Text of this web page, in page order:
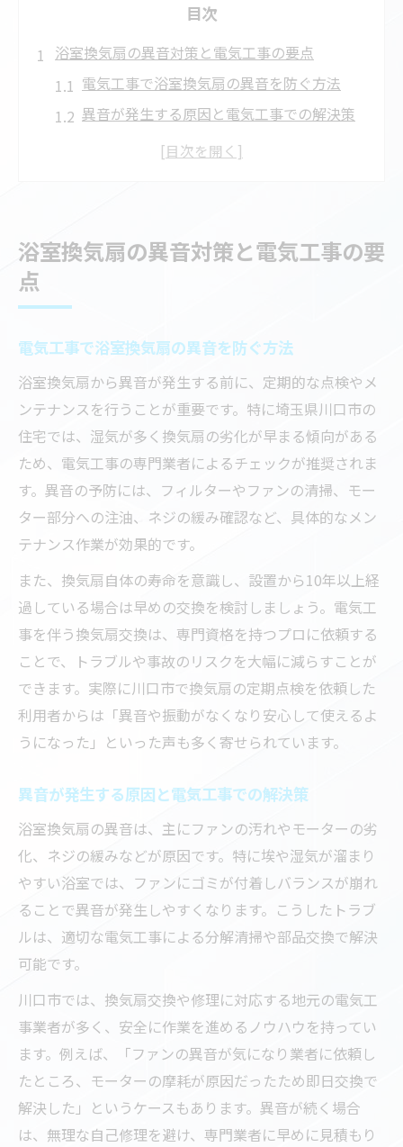
目次
浴室換気扇の異音対策と電気工事の要点
電気工事で浴室換気扇の異音を防ぐ方法
異音が発生する原因と電気工事での解決策
浴室換気扇交換時の電気工事の安全ポイン
プロによる電気工事で浴室の快適性を維持
見極める
電気工事が必要なトイレ換気扇の症状とは
自分で判断できる電気工事のチェックポイ
ント
プロの視点で見る電気工事が必要なケース
トイレ換気扇の電気工事依頼前の確認事項
安全面から見た浴室・トイレ換気扇の選び方
電気工事の観点で選ぶ安全な換気扇の特徴
浴室とトイレの換気扇に適した電気工事基
準
安全対策を重視した換気扇選びと電気工事
失敗しない換気扇選びと電気工事のコツ
快適な空間に導く換気扇と電気工事の関係
故障を防ぐ電気工事の注意と換気扇交換手順
順
故障を未然に防ぐ電気工事の基本ポイント
安全第一の換気扇交換と電気工事の流れ
トラブル回避のための電気工事注意事項
電気工事で失敗しない換気扇交換の方法
交換費用を抑えるための電気工事ポイント集
法
費用削減に役立つ電気工事の工夫と選択肢
無駄を省く電気工事のポイントと費用対策
電気工事依頼時に確認したい費用の内訳
見積もり比較でお得に電気工事するコツ
浴室換気扇の異音対策と電気工事の要
点
電気工事で浴室換気扇の異音を防ぐ方法
浴室換気扇から異音が発生する前に、定期的な点検やメ
ンテナンスを行うことが重要です。特に埼玉県川口市の
住宅では、湿気が多く換気扇の劣化が早まる傾向がある
ため、電気工事の専門業者によるチェックが推奨されま
す。異音の予防には、フィルターやファンの清掃、モー
ター部分への注油、ネジの緩み確認など、具体的なメン
テナンス作業が効果的です。
また、換気扇自体の寿命を意識し、設置から10年以上経
過している場合は早めの交換を検討しましょう。電気工
事を伴う換気扇交換は、専門資格を持つプロに依頼する
ことで、トラブルや事故のリスクを大幅に減らすことが
できます。実際に川口市で換気扇の定期点検を依頼した
利用者からは「異音や振動がなくなり安心して使えるよ
うになった」といった声も多く寄せられています。
異音が発生する原因と電気工事での解決策
浴室換気扇の異音は、主にファンの汚れやモーターの劣
化、ネジの緩みなどが原因です。特に埃や湿気が溜まり
やすい浴室では、ファンにゴミが付着しバランスが崩れ
ることで異音が発生しやすくなります。こうしたトラブ
ルは、適切な電気工事による分解清掃や部品交換で解決
可能です。
川口市では、換気扇交換や修理に対応する地元の電気工
事業者が多く、安全に作業を進めるノウハウを持ってい
ます。例えば、「ファンの異音が気になり業者に依頼し
たところ、モーターの摩耗が原因だったため即日交換で
解決した」というケースもあります。異音が続く場合
は、無理な自己修理を避け、専門業者に早めに見積もり